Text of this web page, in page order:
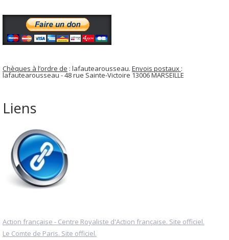
Chèques à l’ordre de : lafautearousseau. Envois postaux :
lafautearousseau - 48 rue Sainte-Victoire 13006 MARSEILLE
Liens
Action française - Centre Royaliste d'Action française. Site officiel.
Le Comte de Paris. Site officiel.